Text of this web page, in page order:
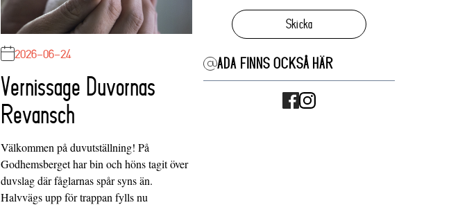
2026-06-24
Vernissage Duvornas
Revansch
Välkommen på duvutställning! På
Godhemsberget har bin och höns tagit över
duvslag där fåglarnas spår syns än.
Halvvägs upp för trappan fylls nu
Skicka
ADA FINNS OCKSÅ HÄR